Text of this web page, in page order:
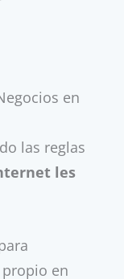
en
las reglas
les
en